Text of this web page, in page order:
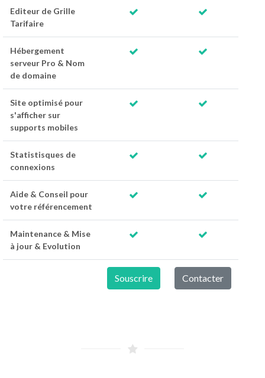
Editeur de Grille
Tarifaire
Hébergement
serveur Pro & Nom
de domaine
Site optimisé pour
s'afficher sur
supports mobiles
Statistisques de
connexions
Aide & Conseil pour
votre référencement
Maintenance & Mise
à jour & Evolution
Souscrire Contacter